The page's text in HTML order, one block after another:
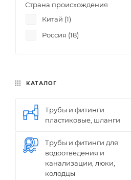
Страна происхождения
Китай (1)
Россия (18)
КАТАЛОГ
Трубы и фитинги
пластиковые, шланги
Трубы и фитинги для
водоотведения и
канализации, люки,
колодцы